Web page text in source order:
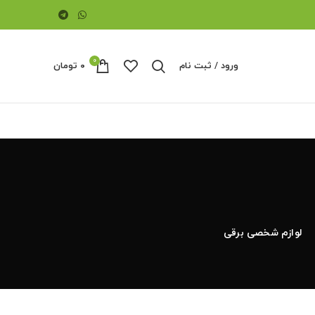
ورود / ثبت نام 0 ۰ تومان
لوازم شخصی برقی